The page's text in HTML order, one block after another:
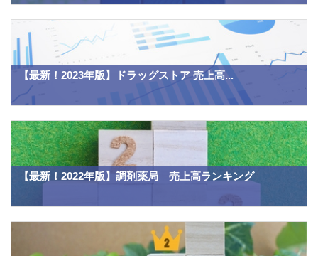
【最新！2023年版】ドラッグストア 売上高...
【最新！2022年版】調剤薬局 売上高ランキング